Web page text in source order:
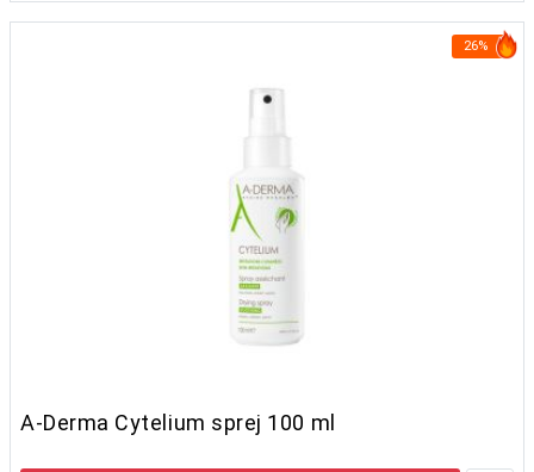
26%
A-Derma Cytelium sprej 100 ml